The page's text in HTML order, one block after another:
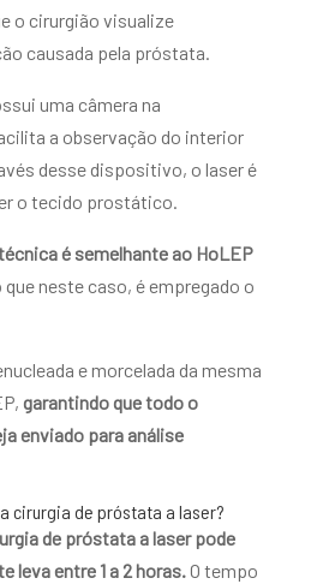
o cirurgião visualize
causada pela próstata.
uma câmera na
a observação do interior
desse dispositivo, o laser é
o tecido prostático.
é semelhante ao HoLEP
neste caso, é empregado o
e morcelada da mesma
garantindo que todo o
enviado para análise
cirurgia de próstata a laser?
de próstata a laser pode
leva entre 1 a 2 horas.O tempo